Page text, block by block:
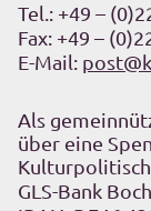
Tel.: +49 –
Fax: +49 –
E-Mail:
Als
über eine
GLS-Bank